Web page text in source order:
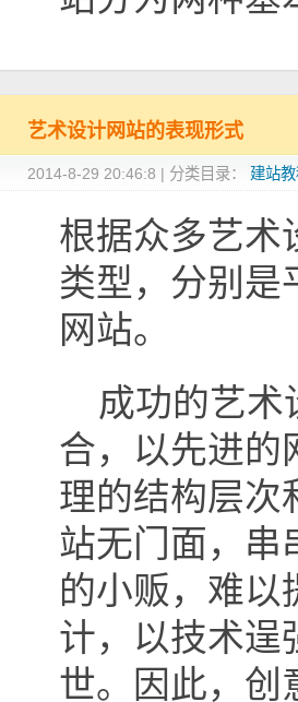
艺术设计网站的表现形式
2014-8-29 20:46:8 | 分类目录： 建站
根据众多艺术
类型，分别是
网站。
成功的艺术
合，以先进的
理的结构层次
站无门面，串
的小贩，难以
计，以技术逞
世。因此，创